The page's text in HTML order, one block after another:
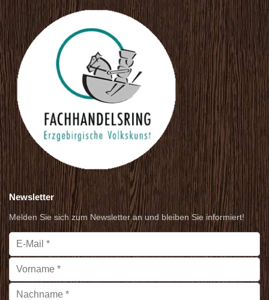
Newsletter
Melden Sie sich zum Newsletter an und bleiben Sie informiert!